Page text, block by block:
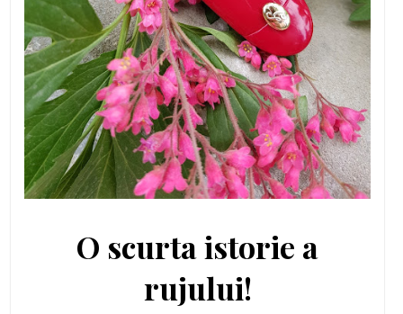
O scurta istorie a
rujului!